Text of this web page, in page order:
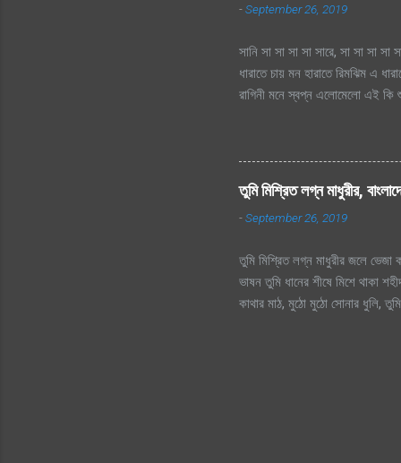
-September 26, 2019
সানি সা সা সা সা সারে, সা সা সা সা
ধারাতে চায় মন হারাতে রিমঝিম এ
রাগিনী মনে স্বপ্ন এলোমেলো এই কি
তো এত আশা, ভালোবাসা এ মনে আগে
হায়, ফোটে কামিনী আজ ভিজতে
ভালোলাগে শূন্য মনে জাগে প্রেমের
লিখে যায় হৃদয়ের মরু পথে জলছবি
ছিলো...
তুমি মিশ্রিত লগ্ন মাধুরীর,
-September 26, 2019
তুমি মিশ্রিত লগ্ন মাধুরীর জলে ভেজা
ভাষন তুমি ধানের শীষে মিশে থাকা
কাথার মাঠ, মুঠো মুঠো সোনার ধুলি,
প্রানের প্রিয় মা তোকে, বড় বেশী
মুনীর চৌধুরীর নতুন দেখা সেই ভোর।